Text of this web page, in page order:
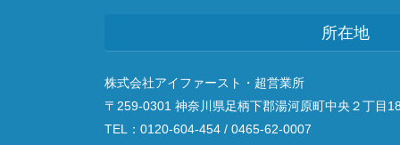
所在地
株式会社アイファースト・超営業所
〒259-0301 神奈川県足柄下郡湯河原町中央２丁目
TEL：0120-604-454 / 0465-62-0007